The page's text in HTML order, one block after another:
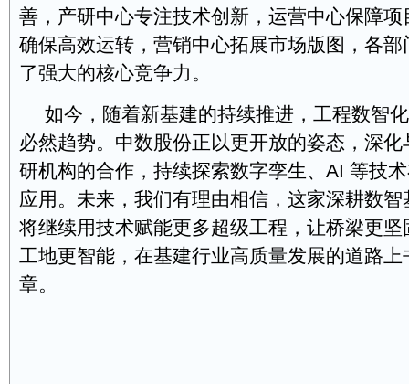
善，产研中心专注技术创新，运营中心保障
确保高效运转，营销中心拓展市场版图，各
了强大的核心竞争力。
如今，随着新基建的持续推进，工程数智
必然趋势。中数股份正以更开放的姿态，深
研机构的合作，持续探索数字孪生、AI 等技
应用。未来，我们有理由相信，这家深耕数
将继续用技术赋能更多超级工程，让桥梁更
工地更智能，在基建行业高质量发展的道路
章。